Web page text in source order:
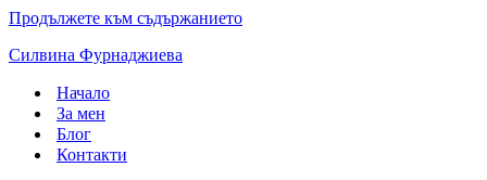
Продължете към съдържанието
Силвина Фурнаджиева
Начало
За мен
Блог
Контакти